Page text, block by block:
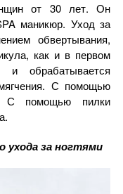
от 30 лет. Он
маникюр. Уход за
обвертывания,
как и в первом
и обрабатывается
С помощью
С помощью пилки
ухода за ногтями